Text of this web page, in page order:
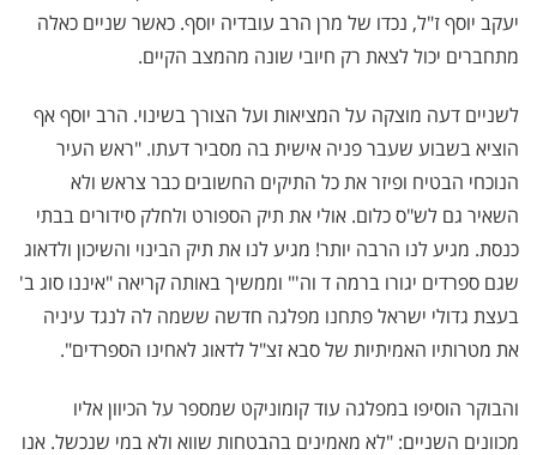
יעקב יוסף ז"ל, נכדו של מרן הרב עובדיה יוסף. כאשר שניים כאלה
מתחברים יכול לצאת רק חיובי שונה מהמצב הקיים.
לשניים דעה מוצקה על המציאות ועל הצורך בשינוי. הרב יוסף אף
הוציא בשבוע שעבר פניה אישית בה מסביר דעתו. "ראש העיר
הנוכחי הבטיח ופיזר את כל התיקים החשובים כבר צראש ולא
השאיר גם לש"ס כלום. אולי את תיק הספורט ולחלק סידורים בבתי
כנסת. מגיע לנו הרבה יותר! מגיע לנו את תיק הבינוי והשיכון ולדאוג
שגם ספרדים יגורו ברמה ד וה'" וממשיך באותה קריאה "איננו סוג ב'
בעצת גדולי ישראל פתחנו מפלגה חדשה ששמה לה לנגד עיניה
את מטרותיו האמיתיות של סבא זצ"ל לדאוג לאחינו הספרדים".
והבוקר הוסיפו במפלגה עוד קומוניקט שמספר על הכיוון אליו
מכוונים השניים: "לא מאמינים בהבטחות שווא ולא במי שנכשל. אנו